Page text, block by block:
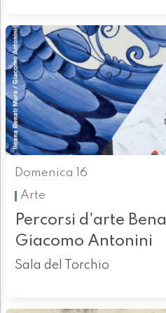
Domenica 16
Arte
Percorsi d'arte
Giacomo Antonini
Sala del Torchio